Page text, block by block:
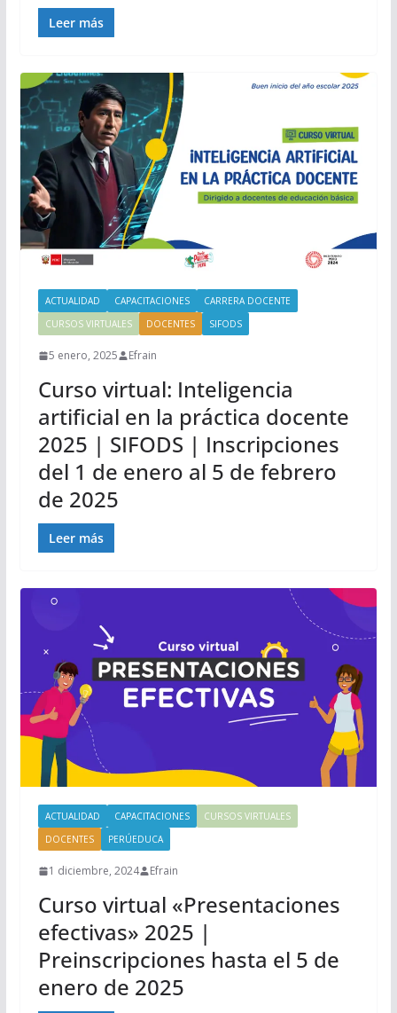
Leer más
ACTUALIDAD CAPACITACIONES
CARRERA DOCENTE
CURSOS VIRTUALES
DOCENTES SIFODS
5 enero, 2025 Efrain
Curso virtual: Inteligencia
artificial en la práctica docente
2025 | SIFODS | Inscripciones
del 1 de enero al 5 de febrero
de 2025
Leer más
ACTUALIDAD CAPACITACIONES
CURSOS VIRTUALES
DOCENTES
PERÚEDUCA
1 diciembre, 2024 Efrain
Curso virtual «Presentaciones
efectivas» 2025 |
Preinscripciones hasta el 5 de
enero de 2025